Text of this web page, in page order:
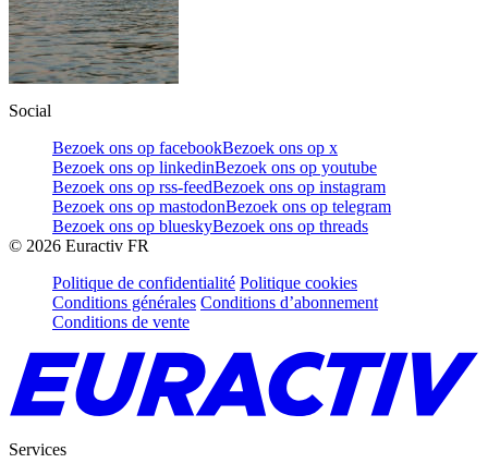
Social
Bezoek ons op facebookBezoek ons op x
Bezoek ons op linkedinBezoek ons op youtube
Bezoek ons op rss-feedBezoek ons op instagram
Bezoek ons op mastodonBezoek ons op telegram
Bezoek ons op blueskyBezoek ons op threads
© 2026 Euractiv FR
Politique de confidentialité Politique cookies
Conditions générales Conditions d’abonnement
Conditions de vente
Services